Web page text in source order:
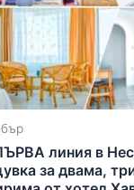
линия в
за двама,